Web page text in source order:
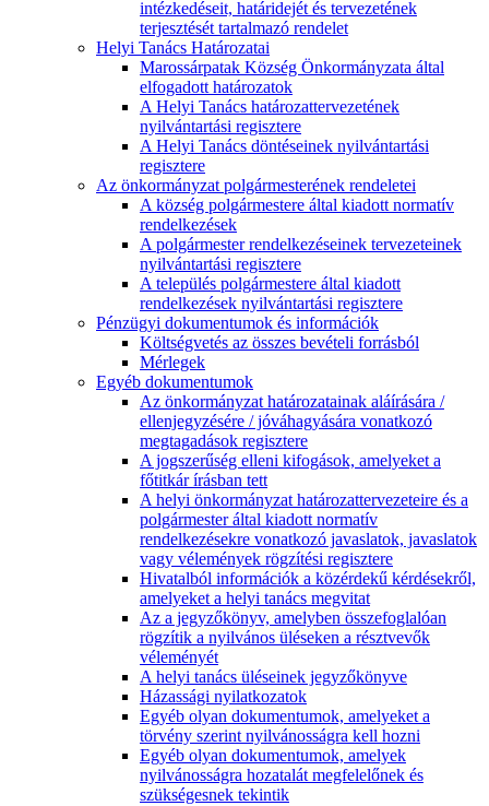
intézkedéseit, határidejét és tervezetének
terjesztését tartalmazó rendelet
Helyi Tanács Határozatai
Marossárpatak Község Önkormányzata által
elfogadott határozatok
A Helyi Tanács határozattervezetének
nyilvántartási regisztere
A Helyi Tanács döntéseinek nyilvántartási
regisztere
Az önkormányzat polgármesterének rendeletei
A község polgármestere által kiadott normatív
rendelkezések
A polgármester rendelkezéseinek tervezeteinek
nyilvántartási regisztere
A település polgármestere által kiadott
rendelkezések nyilvántartási regisztere
Pénzügyi dokumentumok és információk
Költségvetés az összes bevételi forrásból
Mérlegek
Egyéb dokumentumok
Az önkormányzat határozatainak aláírására /
ellenjegyzésére / jóváhagyására vonatkozó
megtagadások regisztere
A jogszerűség elleni kifogások, amelyeket a
főtitkár írásban tett
A helyi önkormányzat határozattervezeteire és a
polgármester által kiadott normatív
rendelkezésekre vonatkozó javaslatok, javaslatok
vagy vélemények rögzítési regisztere
Hivatalból információk a közérdekű kérdésekről,
amelyeket a helyi tanács megvitat
Az a jegyzőkönyv, amelyben összefoglalóan
rögzítik a nyilvános üléseken a résztvevők
véleményét
A helyi tanács üléseinek jegyzőkönyve
Házassági nyilatkozatok
Egyéb olyan dokumentumok, amelyeket a
törvény szerint nyilvánosságra kell hozni
Egyéb olyan dokumentumok, amelyek
nyilvánosságra hozatalát megfelelőnek és
szükségesnek tekintik